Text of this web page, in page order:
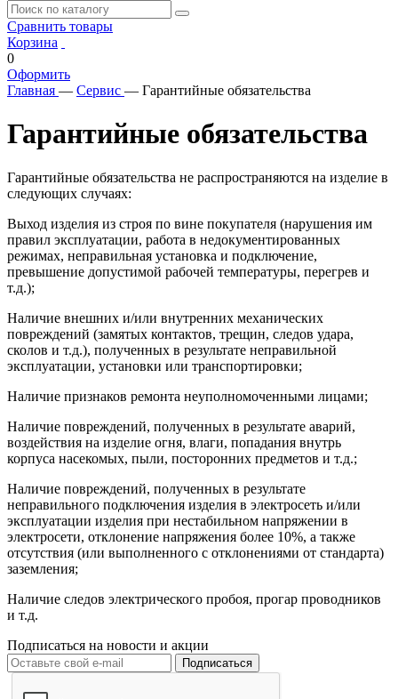
Сравнить товары
Корзина
0
Оформить
Главная — Сервис — Гарантийные обязательства
Гарантийные обязательства
Гарантийные обязательства не распространяются на изделие в
следующих случаях:
Выход изделия из строя по вине покупателя (нарушения им
правил эксплуатации, работа в недокументированных
режимах, неправильная установка и подключение,
превышение допустимой рабочей температуры, перегрев и
т.д.);
Наличие внешних и/или внутренних механических
повреждений (замятых контактов, трещин, следов удара,
сколов и т.д.), полученных в результате неправильной
эксплуатации, установки или транспортировки;
Наличие признаков ремонта неуполномоченными лицами;
Наличие повреждений, полученных в результате аварий,
воздействия на изделие огня, влаги, попадания внутрь
корпуса насекомых, пыли, посторонних предметов и т.д.;
Наличие повреждений, полученных в результате
неправильного подключения изделия в электросеть и/или
эксплуатации изделия при нестабильном напряжении в
электросети, отклонение напряжения более 10%, а также
отсутствия (или выполненного с отклонениями от стандарта)
заземления;
Наличие следов электрического пробоя, прогар проводников
и т.д.
Подписаться на новости и акции
Подписаться